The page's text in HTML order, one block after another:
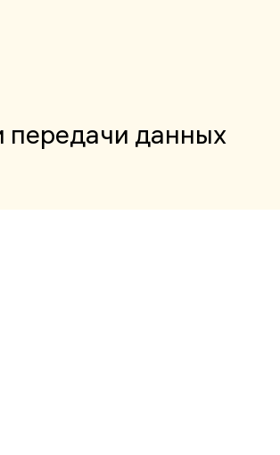
передачи данных